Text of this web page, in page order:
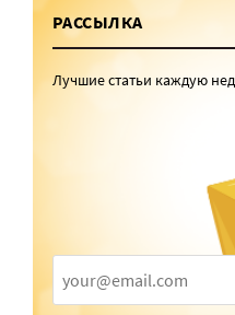
РАССЫЛКА
Лучшие статьи каждую